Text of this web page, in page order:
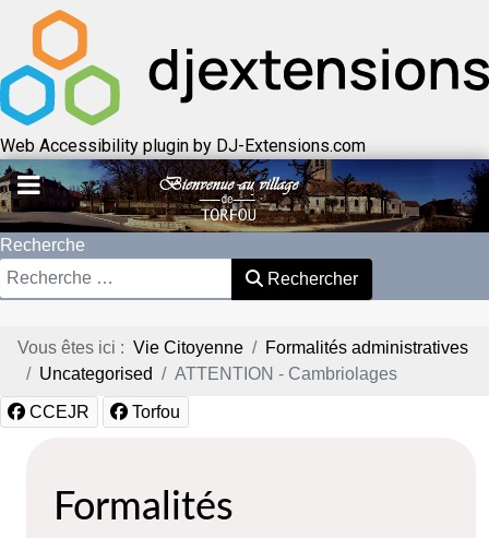
Web Accessibility plugin by DJ-Extensions.com
Recherche
Rechercher
Vous êtes ici : Vie Citoyenne
Formalités administratives
Uncategorised
ATTENTION - Cambriolages
CCEJR Torfou
Formalités